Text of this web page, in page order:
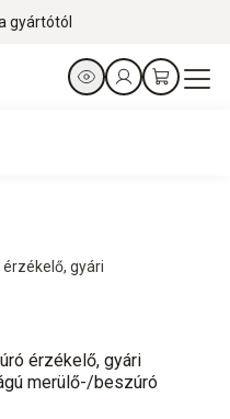
gyártótól
gyári
érzékelő, gyári
merülő-/beszúró